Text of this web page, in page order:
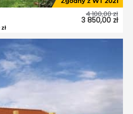
3 850,00 zł
4 100,00 zł
5 dni roboczych
Wolnostojący
Czterospadowy